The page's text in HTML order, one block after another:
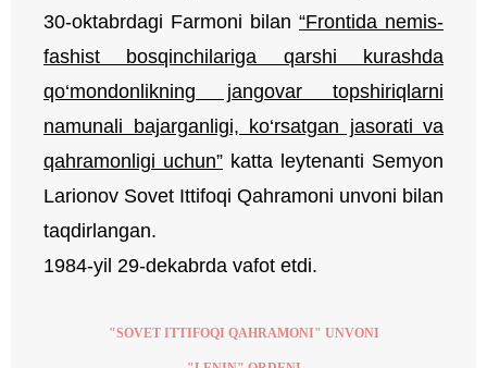
30-oktabrdagi Farmoni bilan “Frontida nemis-
fashist bosqinchilariga qarshi kurashda
qo‘mondonlikning jangovar topshiriqlarni
namunali bajarganligi, ko‘rsatgan jasorati va
qahramonligi uchun” katta leytenanti Semyon
Larionov Sovet Ittifoqi Qahramoni unvoni bilan
taqdirlangan.
1984-yil 29-dekabrda vafot etdi.
"SOVET ITTIFOQI QAHRAMONI" UNVONI